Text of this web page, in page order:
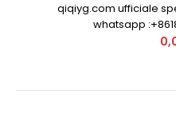
qiqiyg.com ufficiale
whatsapp